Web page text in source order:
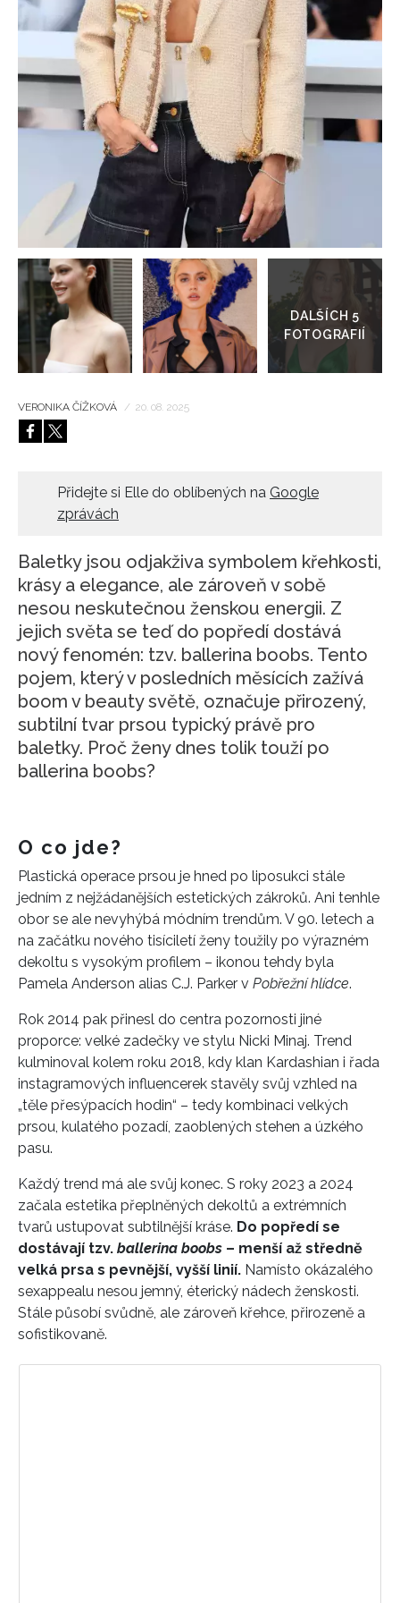
HOME
galerie
VERONIKA ČÍŽKOVÁ / 20. 08. 2025
Přidejte si Elle do oblíbených na Google
zprávách
Baletky jsou odjakživa symbolem křehkosti,
krásy a elegance, ale zároveň v sobě
nesou neskutečnou ženskou energii. Z
jejich světa se teď do popředí dostává
nový fenomén: tzv. ballerina boobs. Tento
pojem, který v posledních měsících zažívá
boom v beauty světě, označuje přirozený,
subtilní tvar prsou typický právě pro
baletky. Proč ženy dnes tolik touží po
ballerina boobs?
O co jde?
Plastická operace prsou je hned po liposukci stále
jedním z nejžádanějších estetických zákroků. Ani tenhle
obor se ale nevyhýbá módním trendům. V 90. letech a
na začátku nového tisíciletí ženy toužily po výrazném
dekoltu s vysokým profilem – ikonou tehdy byla
Pamela Anderson alias C.J. Parker v Pobřežní hlídce.
Rok 2014 pak přinesl do centra pozornosti jiné
proporce: velké zadečky ve stylu Nicki Minaj. Trend
kulminoval kolem roku 2018, kdy klan Kardashian i řada
instagramových influencerek stavěly svůj vzhled na
„těle přesýpacích hodin“ – tedy kombinaci velkých
prsou, kulatého pozadí, zaoblených stehen a úzkého
pasu.
Každý trend má ale svůj konec. S roky 2023 a 2024
začala estetika přeplněných dekoltů a extrémních
tvarů ustupovat subtilnější kráse. Do popředí se
dostávají tzv. ballerina boobs – menší až středně
velká prsa s pevnější, vyšší linií. Namísto okázalého
sexappealu nesou jemný, éterický nádech ženskosti.
Stále působí svůdně, ale zároveň křehce, přirozeně a
sofistikovaně.